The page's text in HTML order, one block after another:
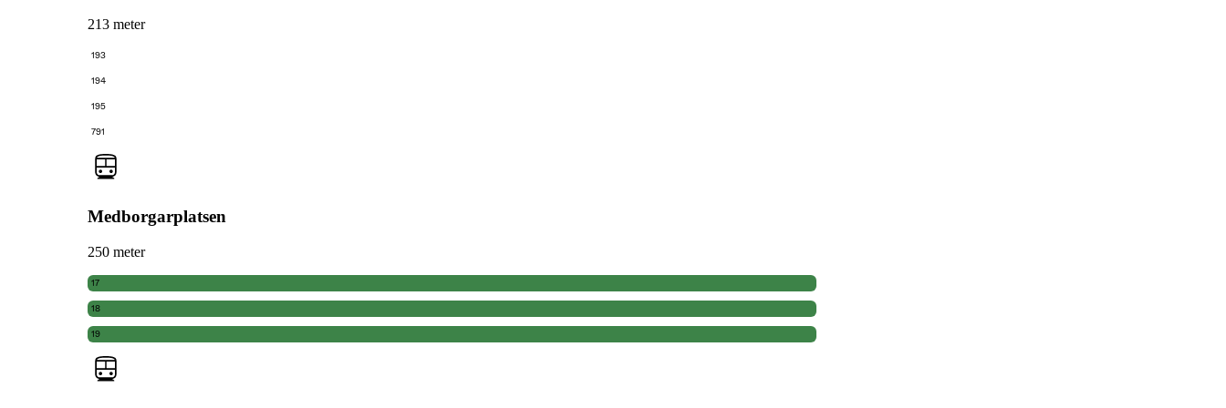
213 meter
193
194
195
791
Medborgarplatsen
250 meter
17
18
19